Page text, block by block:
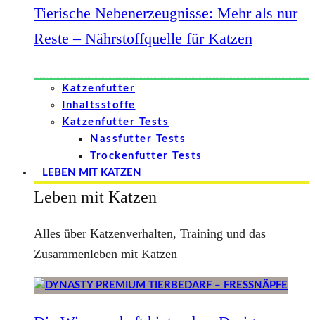
Tierische Nebenerzeugnisse: Mehr als nur
Reste – Nährstoffquelle für Katzen
Katzenfutter
Inhaltsstoffe
Katzenfutter Tests
Nassfutter Tests
Trockenfutter Tests
LEBEN MIT KATZEN
Leben mit Katzen
Alles über Katzenverhalten, Training und das
Zusammenleben mit Katzen